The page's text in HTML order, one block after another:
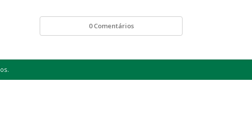
0 Comentários